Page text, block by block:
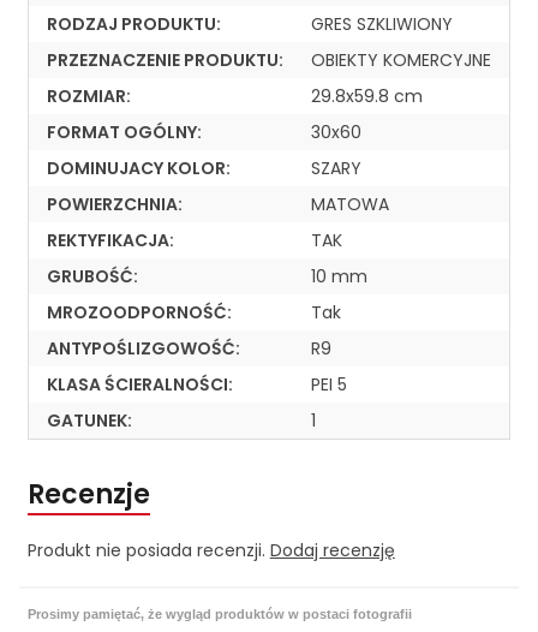
RODZAJ PRODUKTU:
GRES SZKLIWIONY
PRZEZNACZENIE PRODUKTU:
OBIEKTY KOMERCYJNE
ROZMIAR:
29.8x59.8 cm
FORMAT OGÓLNY:
30x60
DOMINUJACY KOLOR:
SZARY
POWIERZCHNIA:
MATOWA
REKTYFIKACJA:
TAK
GRUBOŚĆ:
10 mm
MROZOODPORNOŚĆ:
Tak
ANTYPOŚLIZGOWOŚĆ:
R9
KLASA ŚCIERALNOŚCI:
PEI 5
GATUNEK:
1
Recenzje
Produkt nie posiada recenzji. Dodaj recenzję
Prosimy pamiętać, że wygląd produktów w postaci fotografii